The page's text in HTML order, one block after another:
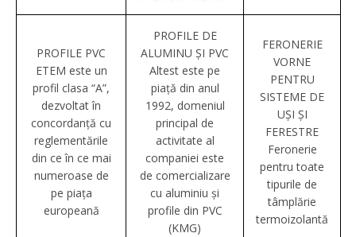
PROFILE PVC
ETEM este un
profil clasa “A”,
dezvoltat în
concordanţă cu
reglementările
din ce în ce mai
numeroase de
pe piaţa
europeană
PROFILE DE
ALUMINU ȘI PVC
Altest este pe
piață din anul
1992, domeniul
principal de
activitate al
companiei este
de comercializare
cu aluminiu și
profile din PVC
(KMG)
FERONERIE
VORNE
PENTRU
SISTEME DE
UȘI ȘI
FERESTRE
Feronerie
pentru toate
tipurile de
tâmplărie
termoizolantă